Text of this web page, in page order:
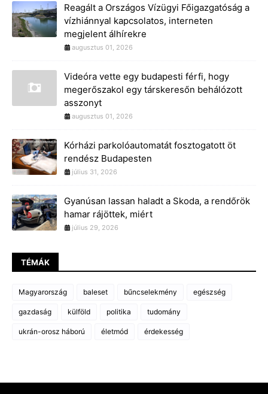
Reagált a Országos Vízügyi Főigazgatóság a
vízhiánnyal kapcsolatos, interneten
megjelent álhírekre
augusztus 01, 2026
Videóra vette egy budapesti férfi, hogy
megerőszakol egy társkeresőn behálózott
asszonyt
augusztus 01, 2026
Kórházi parkolóautomatát fosztogatott öt
rendész Budapesten
július 31, 2026
Gyanúsan lassan haladt a Skoda, a rendőrök
hamar rájöttek, miért
július 29, 2026
TÉMÁK
Magyarország baleset bűncselekmény egészség
gazdaság külföld politika tudomány
ukrán-orosz háború életmód érdekesség